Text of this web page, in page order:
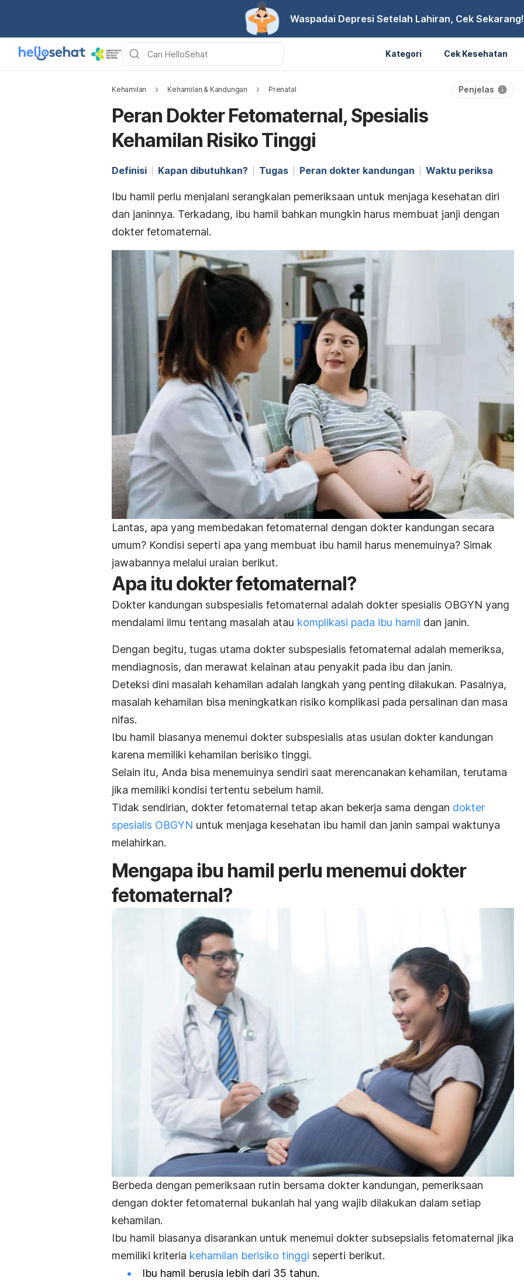
Waspadai Depresi Setelah Lahiran, Cek Sekarang!
Kategori Cek Kesehatan
Kehamilan Kehamilan & Kandungan Prenatal Penjelas
Peran Dokter Fetomaternal, Spesialis
Kehamilan Risiko Tinggi
Definisi Kapan dibutuhkan? Tugas Peran dokter kandungan Waktu periksa
Ibu hamil perlu menjalani serangkaian pemeriksaan untuk menjaga kesehatan diri
dan janinnya. Terkadang, ibu hamil bahkan mungkin harus membuat janji dengan
dokter fetomaternal.
Lantas, apa yang membedakan fetomaternal dengan dokter kandungan secara
umum? Kondisi seperti apa yang membuat ibu hamil harus menemuinya? Simak
jawabannya melalui uraian berikut.
Apa itu dokter fetomaternal?
Dokter kandungan subspesialis fetomaternal adalah dokter spesialis OBGYN yang
mendalami ilmu tentang masalah atau komplikasi pada ibu hamil dan janin.
Dengan begitu, tugas utama dokter subspesialis fetomaternal adalah memeriksa,
mendiagnosis, dan merawat kelainan atau penyakit pada ibu dan janin.
Deteksi dini masalah kehamilan adalah langkah yang penting dilakukan. Pasalnya,
masalah kehamilan bisa meningkatkan risiko komplikasi pada persalinan dan masa
nifas.
Ibu hamil biasanya menemui dokter subspesialis atas usulan dokter kandungan
karena memiliki kehamilan berisiko tinggi.
Selain itu, Anda bisa menemuinya sendiri saat merencanakan kehamilan, terutama
jika memiliki kondisi tertentu sebelum hamil.
Tidak sendirian, dokter fetomaternal tetap akan bekerja sama dengan dokter
spesialis OBGYN untuk menjaga kesehatan ibu hamil dan janin sampai waktunya
melahirkan.
Mengapa ibu hamil perlu menemui dokter
fetomaternal?
Berbeda dengan pemeriksaan rutin bersama dokter kandungan, pemeriksaan
dengan dokter fetomaternal bukanlah hal yang wajib dilakukan dalam setiap
kehamilan.
Ibu hamil biasanya disarankan untuk menemui dokter subsepsialis fetomaternal jika
memiliki kriteria kehamilan berisiko tinggi seperti berikut.
Ibu hamil berusia lebih dari 35 tahun.